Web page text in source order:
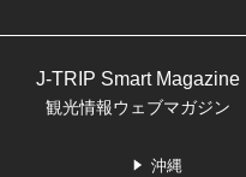
J-TRIP Smart Magazine
観光情報ウェブマガジン
沖縄